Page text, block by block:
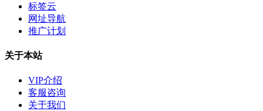
标签云
网址导航
推广计划
关于本站
VIP介绍
客服咨询
关于我们